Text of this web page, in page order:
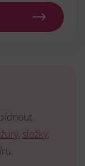
, složky,